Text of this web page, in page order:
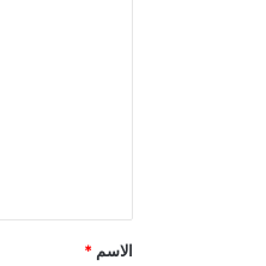
ق
*
الاسم *